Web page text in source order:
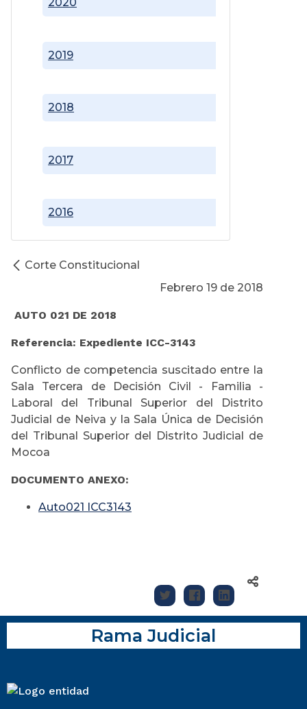
2016
2017
2018
2019
Corte Constitucional
Febrero 19 de 2018
AUTO 021 DE 2018
Referencia: Expediente ICC-3143
Conflicto de competencia suscitado entre la
Sala Tercera de Decisión Civil - Familia -
Laboral del Tribunal Superior del Distrito
Judicial de Neiva y la Sala Única de Decisión
del Tribunal Superior del Distrito Judicial de
Mocoa
DOCUMENTO ANEXO:
Auto021 ICC3143
Rama Judicial